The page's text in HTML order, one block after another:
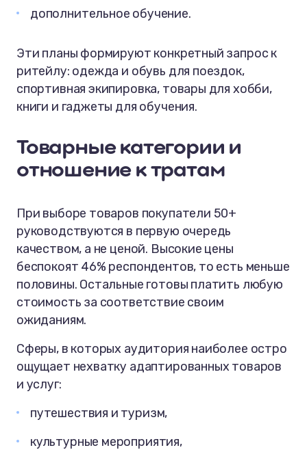
дополнительное обучение.
Эти планы формируют конкретный запрос к
ритейлу: одежда и обувь для поездок,
спортивная экипировка, товары для хобби,
книги и гаджеты для обучения.
Товарные категории и
отношение к тратам
При выборе товаров покупатели 50+
руководствуются в первую очередь
качеством, а не ценой. Высокие цены
беспокоят 46% респондентов, то есть меньше
половины. Остальные готовы платить любую
стоимость за соответствие своим
ожиданиям.
Сферы, в которых аудитория наиболее остро
ощущает нехватку адаптированных товаров
и услуг:
путешествия и туризм,
культурные мероприятия,